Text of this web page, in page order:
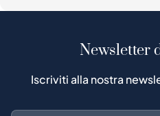
Newsletter
Iscriviti alla nostra